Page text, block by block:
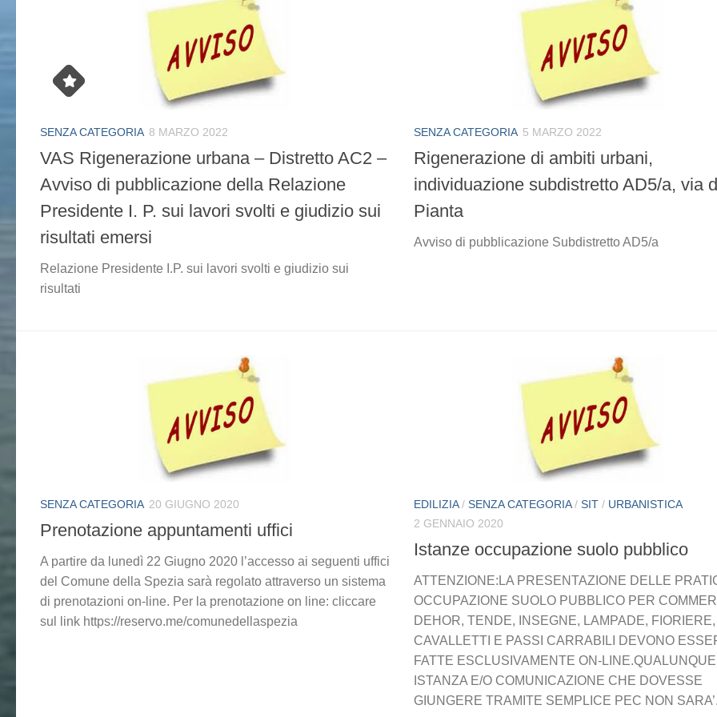
SENZA CATEGORIA 8 MARZO 2022
VAS Rigenerazione urbana – Distretto AC2 –
Avviso di pubblicazione della Relazione
Presidente I. P. sui lavori svolti e giudizio sui
risultati emersi
Relazione Presidente I.P. sui lavori svolti e giudizio sui
risultati
SENZA CATEGORIA 5 MARZO 2022
Rigenerazione di ambiti urbani,
individuazione subdistretto AD5/a, via
Pianta
Avviso di pubblicazione Subdistretto AD5/a
SENZA CATEGORIA 20 GIUGNO 2020
Prenotazione appuntamenti uffici
A partire da lunedì 22 Giugno 2020 l’accesso ai seguenti uffici
del Comune della Spezia sarà regolato attraverso un sistema
di prenotazioni on-line. Per la prenotazione on line: cliccare
sul link https://reservo.me/comunedellaspezia
EDILIZIA/ SENZA CATEGORIA/ SIT / URBANISTICA
2 GENNAIO 2020
Istanze occupazione suolo pubblico
ATTENZIONE:LA PRESENTAZIONE DELLE
OCCUPAZIONE SUOLO PUBBLICO PER
DEHOR, TENDE, INSEGNE, LAMPADE, FIORIERE,
CAVALLETTI E PASSI CARRABILI DEVONO
FATTE ESCLUSIVAMENTE ON-LINE.QUALUNQUE
ISTANZA E/O COMUNICAZIONE CHE DOVESSE
GIUNGERE TRAMITE SEMPLICE PEC NON